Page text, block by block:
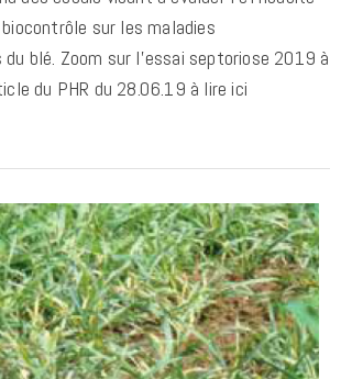
sur les maladies
blé. Zoom sur l’essai septoriose 2019 à
du PHR du 28.06.19 à lire ici